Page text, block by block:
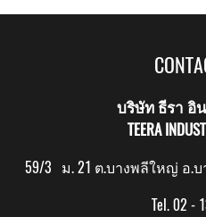
บริษัท ธีรา อิ
TEERA
59/3 ม. 21 ต.บางพลีใหญ่ อ.บ
Tel. 02 -